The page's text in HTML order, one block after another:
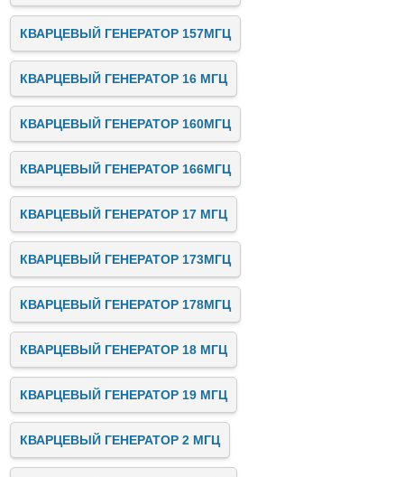
КВАРЦЕВЫЙ ГЕНЕРАТОР 157МГЦ
КВАРЦЕВЫЙ ГЕНЕРАТОР 16 МГЦ
КВАРЦЕВЫЙ ГЕНЕРАТОР 160МГЦ
КВАРЦЕВЫЙ ГЕНЕРАТОР 166МГЦ
КВАРЦЕВЫЙ ГЕНЕРАТОР 17 МГЦ
КВАРЦЕВЫЙ ГЕНЕРАТОР 173МГЦ
КВАРЦЕВЫЙ ГЕНЕРАТОР 178МГЦ
КВАРЦЕВЫЙ ГЕНЕРАТОР 18 МГЦ
КВАРЦЕВЫЙ ГЕНЕРАТОР 19 МГЦ
КВАРЦЕВЫЙ ГЕНЕРАТОР 2 МГЦ